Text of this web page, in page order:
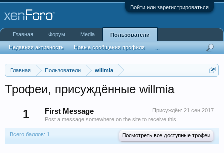
Войти или зарегистрироваться
Главная Пользователи willmia
Трофеи, присуждённые willmia
1
Присуждён: 21 сен 2017
First Message
Post a message somewhere on the site to receive this.
Всего баллов: 1 Посмотреть все доступные трофеи
Главная Форум Media Пользователи
Недавняя активность Новые сообщения профиля